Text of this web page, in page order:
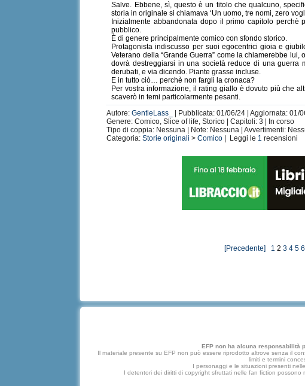
Salve. Ebbene, sì, questo è un titolo che qualcuno,
storia in originale si chiamava ‘Un uomo, tre nomi, zero
Inizialmente abbandonata dopo il primo capitolo
pubblico.
È di genere principalmente comico con sfondo storico.
Protagonista indiscusso per suoi egocentrici gioia e
Veterano della “Grande Guerra” come la chiamerebbe
dovrà destreggiarsi in una società reduce di una guerra
derubati, e via dicendo. Piante grasse incluse.
E in tutto ciò… perchè non fargli la cronaca?
Per vostra informazione, il rating giallo è dovuto più che
scaverò in temi particolarmente pesanti.
Autore:GentleLass_
| Pubblicata: 01/06/24 | Aggiornata: 01/
Genere: Comico, Slice of life, Storico | Capitoli: 3 | In corso
Tipo di coppia: Nessuna | Note: Nessuna | Avvertimenti:
Categoria:Storie originali >Comico | Leggi le 1 recensioni
[Precedente] 1 2 3 4 5 6
EFP non ha alcuna responsabilità
Il materiale presente su EFP non può essere riprodotto altrove senza il
limiti e termini
I personaggi e le situazioni presenti
I detentori dei diritti di copyright sfruttati nelle fan fiction